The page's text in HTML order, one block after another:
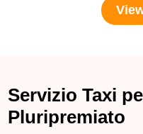
Servizio Taxi
Pluripremiato